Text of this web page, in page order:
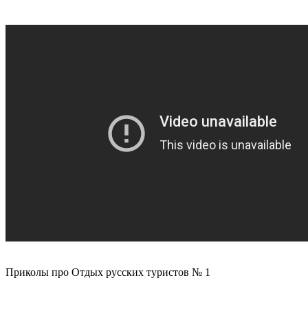
Приколы про Отдых русских туристов № 1